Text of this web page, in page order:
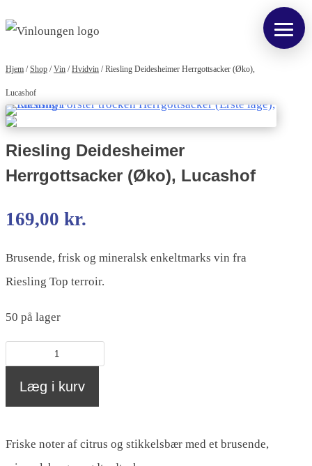
Hjem /Shop /Vin /Hvidvin /Riesling Deidesheimer Herrgottsacker (Øko),
Lucashof
Riesling Deidesheimer
Herrgottsacker (Øko), Lucashof
169,00 kr.
Brusende, frisk og mineralsk enkeltmarks vin fra
Riesling Top terroir.
50 på lager
Lucashof
Læg i kurv
Friske noter af citrus og stikkelsbær med et brusende,